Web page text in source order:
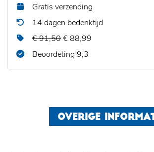
Gratis verzending
14 dagen bedenktijd
€ 91,50€ 88,99
Beoordeling 9,3
OVERIGE